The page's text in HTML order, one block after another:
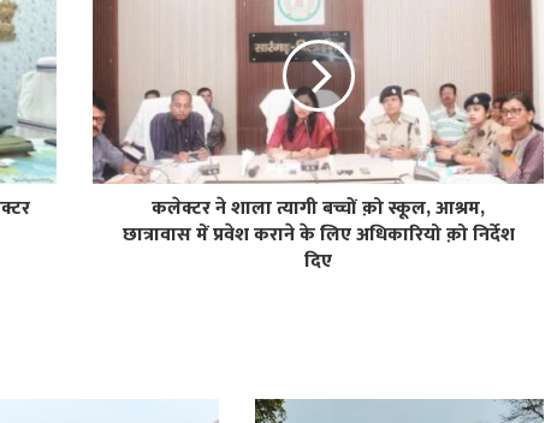
कलेक्टर ने शाला त्यागी बच्चों क़ो स्कूल, आश्रम,
छात्रावास में प्रवेश कराने के लिए अधिकारियो क़ो निर्देश
दिए